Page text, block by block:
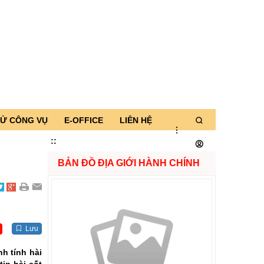
CÔNG VỤ E-OFFICE LIÊN HỆ
::
Lưu
tính hài
BẢN ĐỒ ĐỊA GIỚI HÀNH CHÍNH